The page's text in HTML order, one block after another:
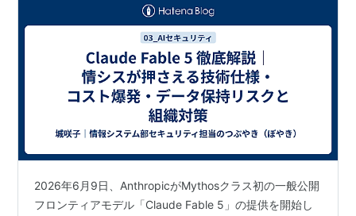
2026年6月9日、AnthropicがMythosクラス初の一般公開
フロンティアモデル「Claude Fable 5」の提供を開始し